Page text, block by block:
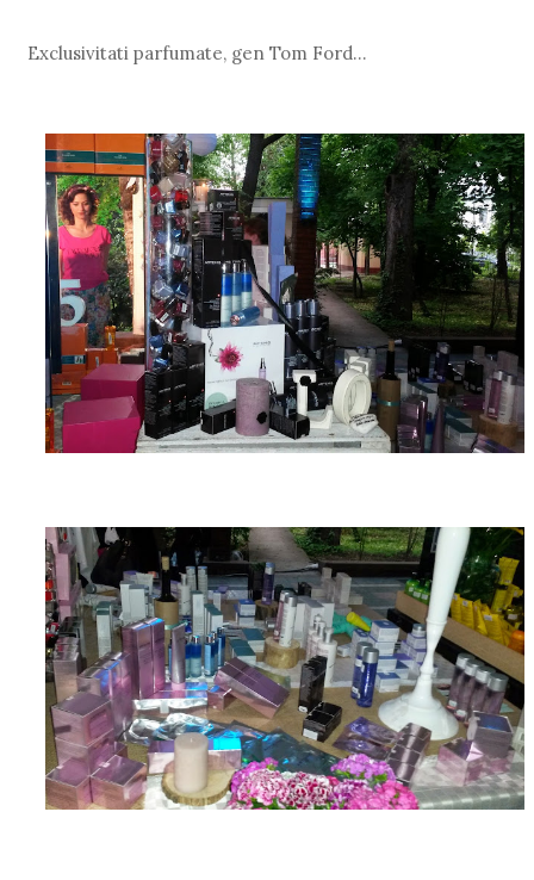
Exclusivitati parfumate, gen Tom Ford...